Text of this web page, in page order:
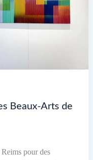
Beaux-Arts de
pour des